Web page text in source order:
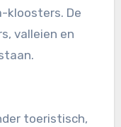
kloosters. De
valleien en
toeristisch,